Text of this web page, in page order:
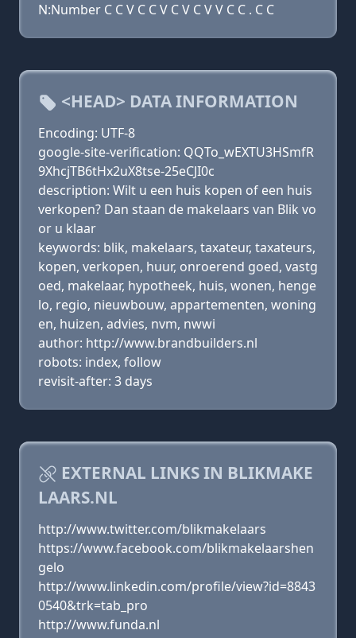
N:Number C C V C C V C V C V V C C . C C
<HEAD> DATA INFORMATION
Encoding: UTF-8
google-site-verification: QQTo_wEXTU3HSmfR
9XhcjTB6tHx2uX8tse-25eCJI0c
description: Wilt u een huis kopen of een huis
verkopen? Dan staan de makelaars van Blik vo
or u klaar
keywords: blik, makelaars, taxateur, taxateurs,
kopen, verkopen, huur, onroerend goed, vastg
oed, makelaar, hypotheek, huis, wonen, henge
lo, regio, nieuwbouw, appartementen, woning
en, huizen, advies, nvm, nwwi
author: http://www.brandbuilders.nl
robots: index, follow
revisit-after: 3 days
EXTERNAL LINKS IN BLIKMAKE
LAARS.NL
http://www.twitter.com/blikmakelaars
https://www.facebook.com/blikmakelaarshen
gelo
http://www.linkedin.com/profile/view?id=8843
0540&trk=tab_pro
http://www.funda.nl